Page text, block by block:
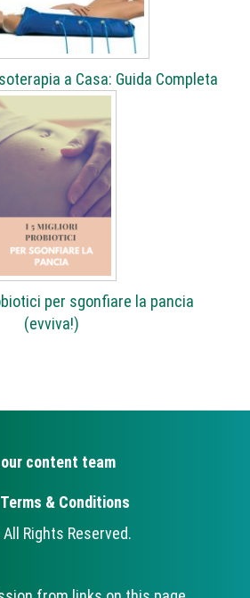
a Casa: Guida Completa
per sgonfiare la pancia
(evviva!)
content team
Terms & Conditions
Rights Reserved.